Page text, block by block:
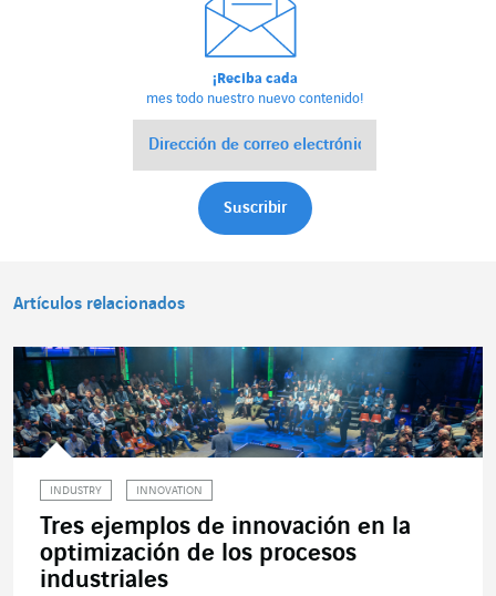
¡Reciba cada
mes todo nuestro nuevo contenido!
Artículos relacionados
INDUSTRY INNOVATION
Tres ejemplos de innovación en la
optimización de los procesos
industriales